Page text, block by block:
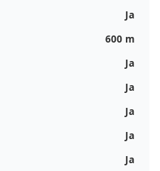
Ja
600 m
Ja
Ja
Ja
Ja
Ja